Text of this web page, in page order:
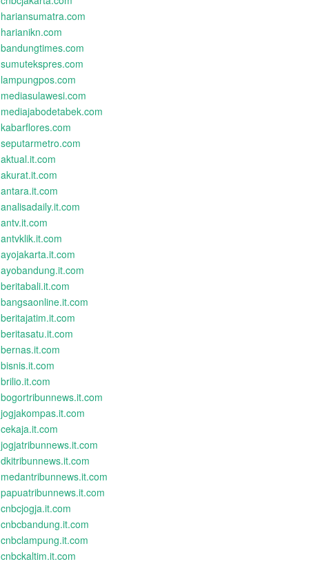
hariansumatra.com
harianikn.com
bandungtimes.com
sumutekspres.com
lampungpos.com
mediasulawesi.com
mediajabodetabek.com
kabarflores.com
seputarmetro.com
aktual.it.com
akurat.it.com
antara.it.com
analisadaily.it.com
antv.it.com
antvklik.it.com
ayojakarta.it.com
ayobandung.it.com
beritabali.it.com
bangsaonline.it.com
beritajatim.it.com
beritasatu.it.com
bernas.it.com
bisnis.it.com
brilio.it.com
bogortribunnews.it.com
jogjakompas.it.com
cekaja.it.com
jogjatribunnews.it.com
dkitribunnews.it.com
medantribunnews.it.com
papuatribunnews.it.com
cnbcjogja.it.com
cnbcbandung.it.com
cnbclampung.it.com
cnbckaltim.it.com